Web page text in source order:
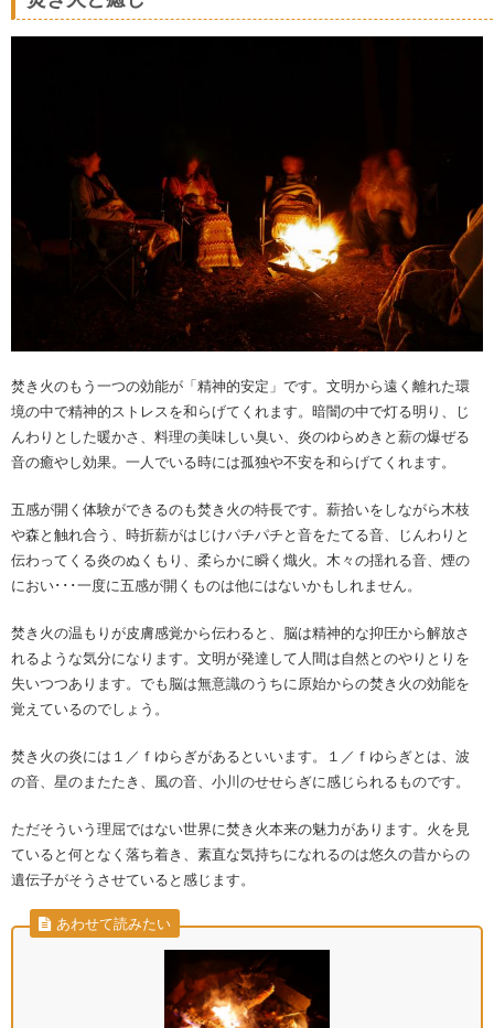
焚き火のもう一つの効能が「精神的安定」です。文明から遠く離れた環
境の中で精神的ストレスを和らげてくれます。暗闇の中で灯る明り、じ
んわりとした暖かさ、料理の美味しい臭い、炎のゆらめきと薪の爆ぜる
音の癒やし効果。一人でいる時には孤独や不安を和らげてくれます。
五感が開く体験ができるのも焚き火の特長です。薪拾いをしながら木枝
や森と触れ合う、時折薪がはじけパチパチと音をたてる音、じんわりと
伝わってくる炎のぬくもり、柔らかに瞬く熾火。木々の揺れる音、煙の
におい･･･一度に五感が開くものは他にはないかもしれません。
焚き火の温もりが皮膚感覚から伝わると、脳は精神的な抑圧から解放さ
れるような気分になります。文明が発達して人間は自然とのやりとりを
失いつつあります。でも脳は無意識のうちに原始からの焚き火の効能を
覚えているのでしょう。
焚き火の炎には１／ｆゆらぎがあるといいます。１／ｆゆらぎとは、波
の音、星のまたたき、風の音、小川のせせらぎに感じられるものです。
ただそういう理屈ではない世界に焚き火本来の魅力があります。火を見
ていると何となく落ち着き、素直な気持ちになれるのは悠久の昔からの
遺伝子がそうさせていると感じます。
あわせて読みたい